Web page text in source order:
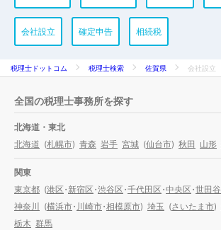
会社設立 確定申告 相続税
税理士ドットコム 税理士検索 佐賀県 会社設立
全国の税理士事務所を探す
北海道・東北
北海道 (札幌市) 青森 岩手 宮城 (仙台市) 秋田 山形
関東
東京都 (港区・新宿区・渋谷区・千代田区・中央区・世田
神奈川
(横浜市・ 川崎市・相模原市) 埼玉 (さいたま市)
栃木 群馬